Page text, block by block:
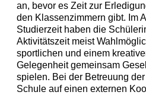
an, bevor es Zeit zur
den Klassenzimmern gibt. Im
Studierzeit haben die
Aktivitätszeit meist
sportlichen und einem
Gelegenheit gemeinsam
spielen. Bei der Betreuung
Schule auf einen externen